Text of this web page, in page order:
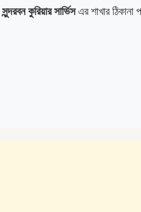
সুন্দরবন কুরিয়ার সার্ভিসএর শাখার ঠিকানা